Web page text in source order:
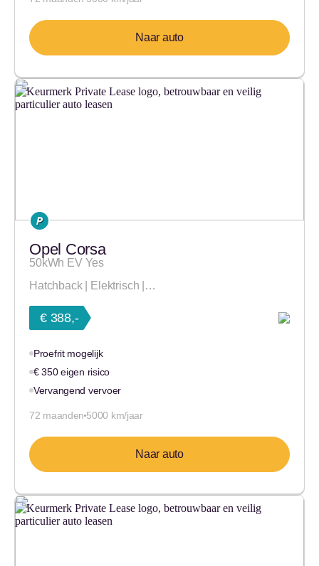
Naar auto
Opel Corsa
50kWh EV Yes
Hatchback | Elektrisch |…
€ 388,-
Proefrit mogelijk
€ 350 eigen risico
Vervangend vervoer
72 maanden 5000 km/jaar
Naar auto